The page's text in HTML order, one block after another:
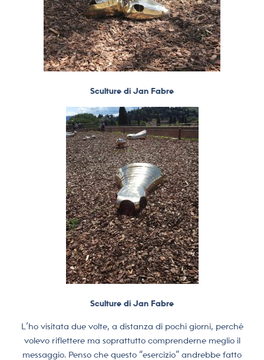
Sculture di Jan Fabre
Sculture di Jan Fabre
L’ho visitata due volte, a distanza di pochi giorni, perché
volevo riflettere ma soprattutto comprenderne meglio il
messaggio. Penso che questo “esercizio” andrebbe fatto